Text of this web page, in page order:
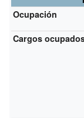
Ocupación
Cargos